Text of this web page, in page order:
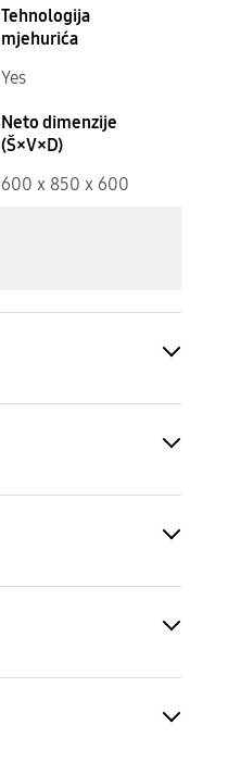
Tehnologija
mjehurića
Yes
Neto dimenzije
(Š×V×D)
600 x 850 x 600